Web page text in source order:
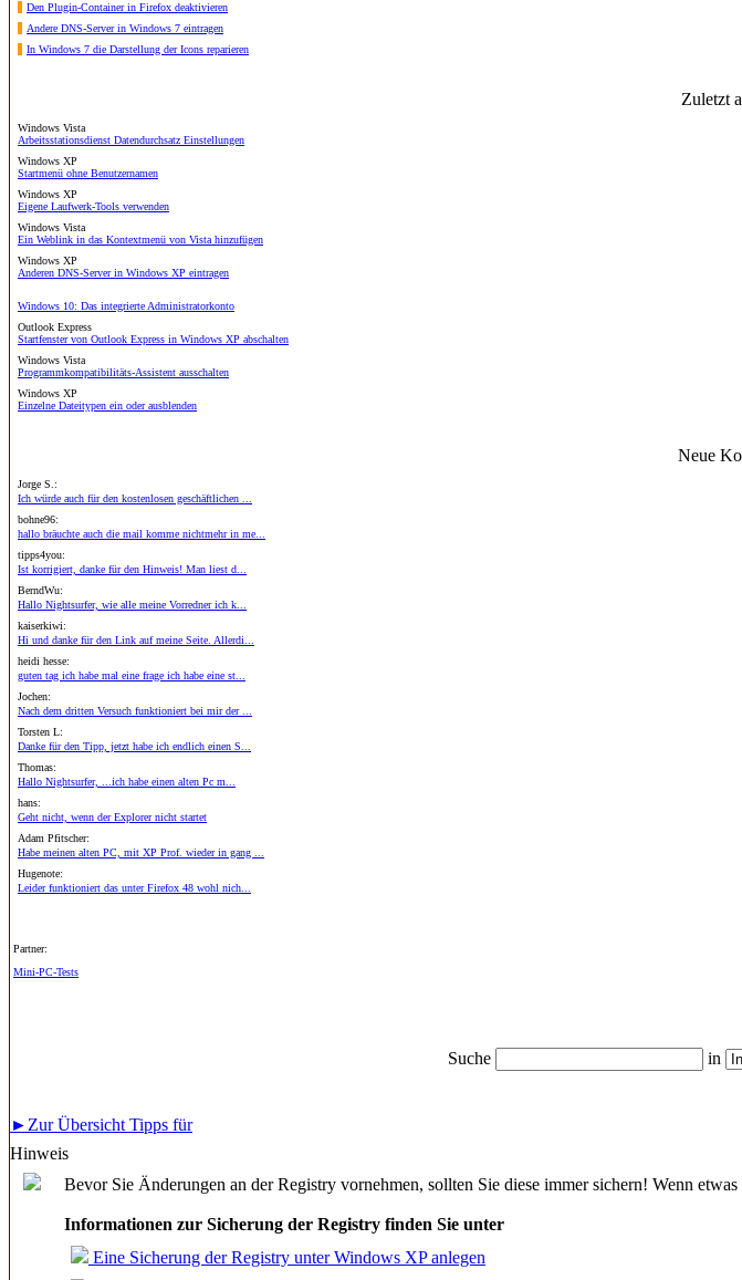
Den Plugin-Container in Firefox deaktivieren
Andere DNS-Server in Windows 7 eintragen
In Windows 7 die Darstellung der Icons reparieren
Zuletzt
Windows Vista
Arbeitsstationsdienst Datendurchsatz Einstellungen
Windows XP
Startmenü ohne Benutzernamen
Windows XP
Eigene Laufwerk-Tools verwenden
Windows Vista
Ein Weblink in das Kontextmenü von Vista hinzufügen
Windows XP
Anderen DNS-Server in Windows XP eintragen
Windows 10: Das integrierte Administratorkonto
Outlook Express
Startfenster von Outlook Express in Windows XP abschalten
Windows Vista
Programmkompatibilitäts-Assistent ausschalten
Windows XP
Einzelne Dateitypen ein oder ausblenden
Neue
Jorge S.:
Ich würde auch für den kostenlosen geschäftlichen ...
bohne96:
hallo bräuchte auch die mail komme nichtmehr in me...
tipps4you:
Ist korrigiert, danke für den Hinweis! Man liest d...
BerndWu:
Hallo Nightsurfer, wie alle meine Vorredner ich k...
kaiserkiwi:
Hi und danke für den Link auf meine Seite. Allerdi...
heidi hesse:
guten tag ich habe mal eine frage ich habe eine st...
Jochen:
Nach dem dritten Versuch funktioniert bei mir der ...
Torsten L:
Danke für den Tipp, jetzt habe ich endlich einen S...
Thomas:
Hallo Nightsurfer, ...ich habe einen alten Pc m...
hans:
Geht nicht, wenn der Explorer nicht startet
Adam Pfitscher:
Habe meinen alten PC, mit XP Prof. wieder in gang ...
Hugenote:
Leider funktioniert das unter Firefox 48 wohl nich...
Partner:
Mini-PC-Tests
Suche in
►Zur Übersicht Tipps für
Hinweis
Bevor Sie Änderungen an der Registry vornehmen, sollten Sie diese immer sichern! Wenn
Informationen zur Sicherung der Registry finden Sie unter
Eine Sicherung der Registry unter Windows XP anlegen